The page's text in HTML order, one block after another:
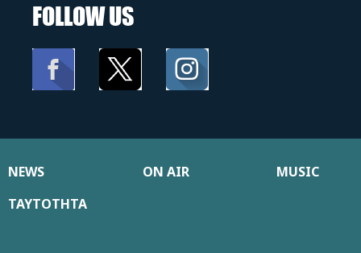
FOLLOW US
NEWS ON AIR
MUSIC
ΤΑΥΤΟΤΗΤΑ